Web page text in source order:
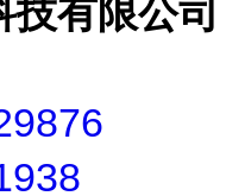
有限公司